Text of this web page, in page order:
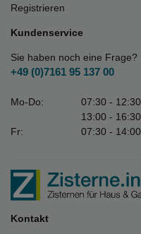
Registrieren
Kundenservice
Sie haben noch eine Frage?
+49 (0)7161 95 137 00
Mo-Do:
07:30 - 12:30
13:00 - 16:30
Fr:
07:30 - 14:00
Kontakt